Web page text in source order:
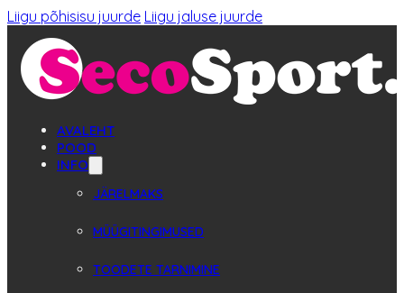
Liigu põhisisu juurde Liigu jaluse juurde
AVALEHT
POOD
INFO
JÄRELMAKS
MÜÜGITINGIMUSED
TOODETE TARNIMINE